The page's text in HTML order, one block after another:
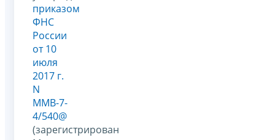
приказом
ФНС
России
от 10
июля
2017 г.
N
ММВ-7-
4/540@
(зарегистрирован